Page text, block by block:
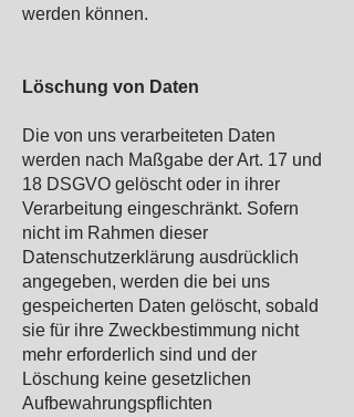
werden können.
Löschung von Daten
Die von uns verarbeiteten Daten
werden nach Maßgabe der Art. 17 und
18 DSGVO gelöscht oder in ihrer
Verarbeitung eingeschränkt. Sofern
nicht im Rahmen dieser
Datenschutzerklärung ausdrücklich
angegeben, werden die bei uns
gespeicherten Daten gelöscht, sobald
sie für ihre Zweckbestimmung nicht
mehr erforderlich sind und der
Löschung keine gesetzlichen
Aufbewahrungspflichten